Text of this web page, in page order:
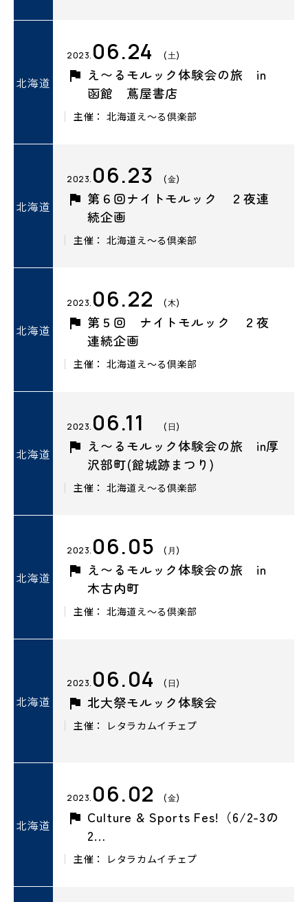
北海道
2023. 06.24 (土)
え〜るモルック体験会の旅 in
函館 蔦屋書店
主催： 北海道え～る倶楽部
北海道
2023. 06.23 (金)
第６回ナイトモルック ２夜連
続企画
主催： 北海道え～る倶楽部
北海道
2023. 06.22 (木)
第５回 ナイトモルック ２夜
連続企画
主催： 北海道え～る倶楽部
北海道
2023. 06.11 (日)
え〜るモルック体験会の旅 in厚
沢部町(館城跡まつり)
主催： 北海道え～る倶楽部
北海道
2023. 06.05 (月)
え〜るモルック体験会の旅 in
木古内町
主催： 北海道え～る倶楽部
北海道
2023. 06.04 (日)
北大祭モルック体験会
主催： レタラカムイチェプ
北海道
2023. 06.02 (金)
Culture & Sports Fes!（6/2-3の
2…
主催： レタラカムイチェプ